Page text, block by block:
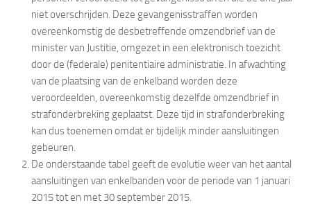
niet overschrijden. Deze gevangenisstraffen worden
overeenkomstig de desbetreffende omzendbrief van de
minister van Justitie, omgezet in een elektronisch toezicht
door de (federale) penitentiaire administratie. In afwachting
van de plaatsing van de enkelband worden deze
veroordeelden, overeenkomstig dezelfde omzendbrief in
strafonderbreking geplaatst. Deze tijd in strafonderbreking
kan dus toenemen omdat er tijdelijk minder aansluitingen
gebeuren.
De onderstaande tabel geeft de evolutie weer van het aantal
aansluitingen van enkelbanden voor de periode van 1 januari
2015 tot en met 30 september 2015.